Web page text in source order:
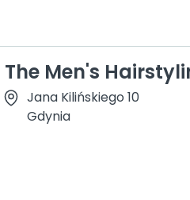
The Men's
Jana Kilińskiego 10
Gdynia